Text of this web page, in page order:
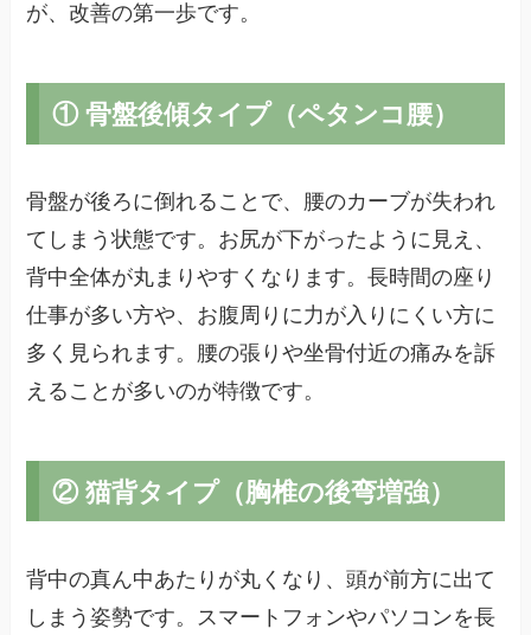
が、改善の第一歩です。
① 骨盤後傾タイプ（ペタンコ腰）
骨盤が後ろに倒れることで、腰のカーブが失われ
てしまう状態です。お尻が下がったように見え、
背中全体が丸まりやすくなります。長時間の座り
仕事が多い方や、お腹周りに力が入りにくい方に
多く見られます。腰の張りや坐骨付近の痛みを訴
えることが多いのが特徴です。
② 猫背タイプ（胸椎の後弯増強）
背中の真ん中あたりが丸くなり、頭が前方に出て
しまう姿勢です。スマートフォンやパソコンを長